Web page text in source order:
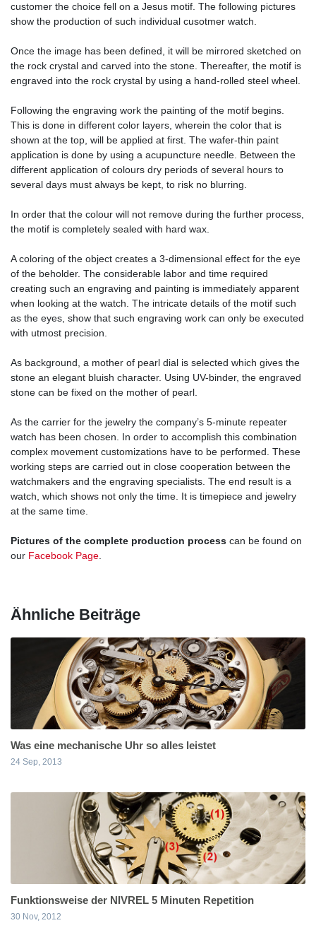
customer the choice fell on a Jesus motif. The following pictures
show the production of such individual cusotmer watch.
Once the image has been defined, it will be mirrored sketched on
the rock crystal and carved into the stone. Thereafter, the motif is
engraved into the rock crystal by using a hand-rolled steel wheel.
Following the engraving work the painting of the motif begins.
This is done in different color layers, wherein the color that is
shown at the top, will be applied at first. The wafer-thin paint
application is done by using a acupuncture needle. Between the
different application of colours dry periods of several hours to
several days must always be kept, to risk no blurring.
In order that the colour will not remove during the further process,
the motif is completely sealed with hard wax.
A coloring of the object creates a 3-dimensional effect for the eye
of the beholder. The considerable labor and time required
creating such an engraving and painting is immediately apparent
when looking at the watch. The intricate details of the motif such
as the eyes, show that such engraving work can only be executed
with utmost precision.
As background, a mother of pearl dial is selected which gives the
stone an elegant bluish character. Using UV-binder, the engraved
stone can be fixed on the mother of pearl.
As the carrier for the jewelry the company’s 5-minute repeater
watch has been chosen. In order to accomplish this combination
complex movement customizations have to be performed. These
working steps are carried out in close cooperation between the
watchmakers and the engraving specialists. The end result is a
watch, which shows not only the time. It is timepiece and jewelry
at the same time.
Pictures of the complete production process can be found on
our Facebook Page.
Ähnliche Beiträge
Was eine mechanische Uhr so alles leistet
24 Sep, 2013
Funktionsweise der NIVREL 5 Minuten Repetition
30 Nov, 2012